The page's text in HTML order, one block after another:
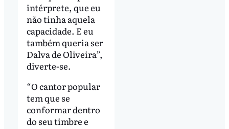
intérprete, que eu
não tinha aquela
capacidade. E eu
também queria ser
Dalva de Oliveira”,
diverte-se.
“O cantor popular
tem que se
conformar dentro
do seu timbre e